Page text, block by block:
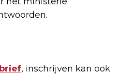
, inschrijven kan ook